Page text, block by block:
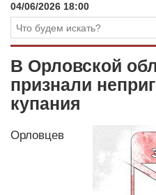
04/06/2026 18:00
В Орловской
признали
купания
Орловцев